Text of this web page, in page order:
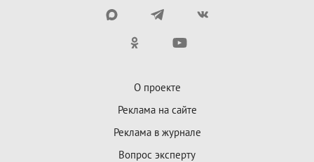
О проекте
Реклама на сайте
Реклама в журнале
Вопрос эксперту